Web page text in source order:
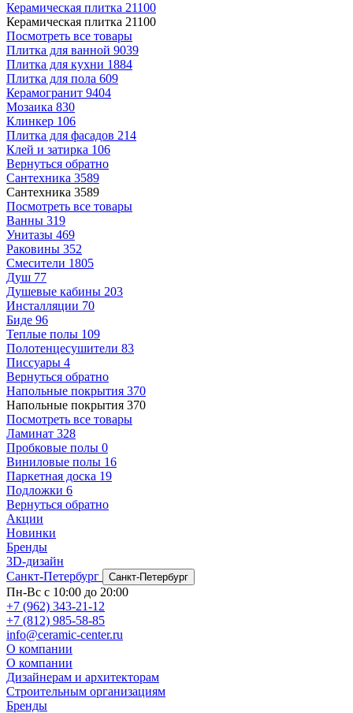
Керамическая плитка 21100
Керамическая плитка 21100
Посмотреть все товары
Плитка для ванной 9039
Плитка для кухни 1884
Плитка для пола 609
Керамогранит 9404
Мозаика 830
Клинкер 106
Плитка для фасадов 214
Клей и затирка 106
Вернуться обратно
Сантехника 3589
Сантехника 3589
Посмотреть все товары
Ванны 319
Унитазы 469
Раковины 352
Смесители 1805
Душ 77
Душевые кабины 203
Инсталляции 70
Биде 96
Теплые полы 109
Полотенцесушители 83
Писсуары 4
Вернуться обратно
Напольные покрытия 370
Напольные покрытия 370
Посмотреть все товары
Ламинат 328
Пробковые полы 0
Виниловые полы 16
Паркетная доска 19
Подложки 6
Вернуться обратно
Акции
Новинки
Бренды
3D-дизайн
Санкт-Петербург
Санкт-Петербург
Пн-Вс с 10:00 до 20:00
+7 (962) 343-21-12
+7 (812) 985-58-85
info@ceramic-center.ru
О компании
О компании
Дизайнерам и архитекторам
Строительным организациям
Бренды